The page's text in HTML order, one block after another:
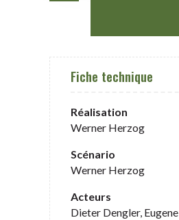
Fiche technique
Réalisation
Werner Herzog
Scénario
Werner Herzog
Acteurs
Dieter Dengler, Eugene